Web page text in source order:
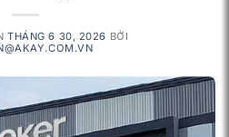
THÁNG 6 30, 2026 BỞI